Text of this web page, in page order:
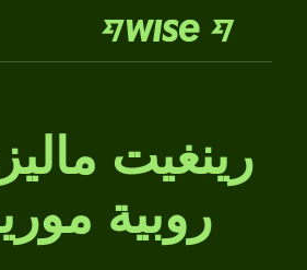
رينغيت
روبية